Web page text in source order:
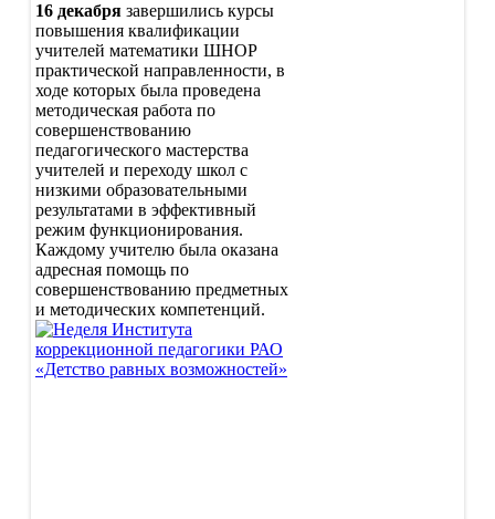
16 декабря завершились курсы
повышения квалификации
учителей математики ШНОР
практической направленности, в
ходе которых была проведена
методическая работа по
совершенствованию
педагогического мастерства
учителей и переходу школ с
низкими образовательными
результатами в эффективный
режим функционирования.
Каждому учителю была оказана
адресная помощь по
совершенствованию предметных
и методических компетенций.